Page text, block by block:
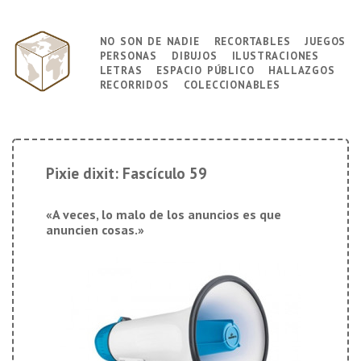
contenido
principal
Navegación
principal
no son de nadie recortables juegos
personas dibujos ilustraciones
letras espacio público hallazgos
recorridos coleccionables
Pixie dixit: Fascículo 59
«A veces, lo malo de los anuncios es que
anuncien cosas.»